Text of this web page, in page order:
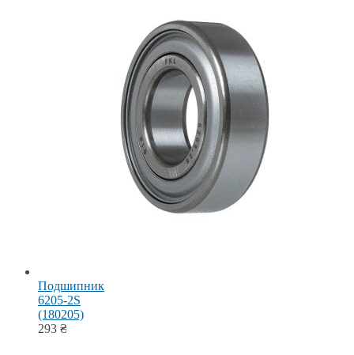
Подшипник
6205-2S
(180205)
293 ₴